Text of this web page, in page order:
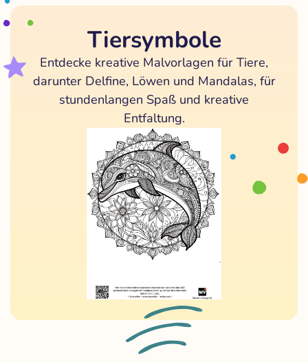
Tiersymbole
Entdecke kreative Malvorlagen für Tiere,
darunter Delfine, Löwen und Mandalas, für
stundenlangen Spaß und kreative
Entfaltung.